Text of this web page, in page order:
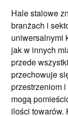
Hale stalowe
branżach i
uniwersalnymi
jak w innych
przede
przechowuje
przestrzeniom
mogą
ilości towarów.